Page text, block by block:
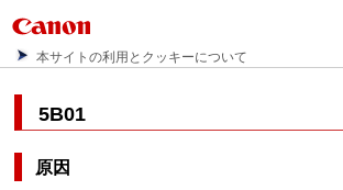
本サイトの利用とクッキーについて
5B01
原因